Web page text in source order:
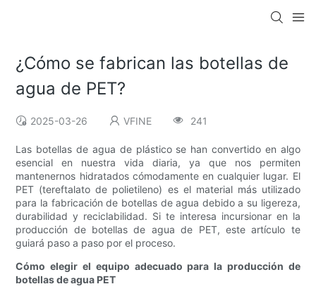
¿Cómo se fabrican las botellas de
agua de PET?
2025-03-26 VFINE 241
Las botellas de agua de plástico se han convertido en algo
esencial en nuestra vida diaria, ya que nos permiten
mantenernos hidratados cómodamente en cualquier lugar. El
PET (tereftalato de polietileno) es el material más utilizado
para la fabricación de botellas de agua debido a su ligereza,
durabilidad y reciclabilidad. Si te interesa incursionar en la
producción de botellas de agua de PET, este artículo te
guiará paso a paso por el proceso.
Cómo elegir el equipo adecuado para la producción de
botellas de agua PET